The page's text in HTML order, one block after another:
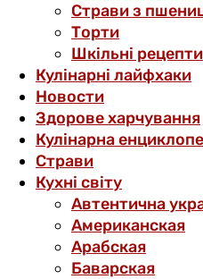
Страви з
Торти
Шкільні рецепти
Кулінарні лайфхаки
Новости
Здорове харчування
Кулінарна
Страви
Кухні світу
Автентична
Американская
Арабская
Баварская